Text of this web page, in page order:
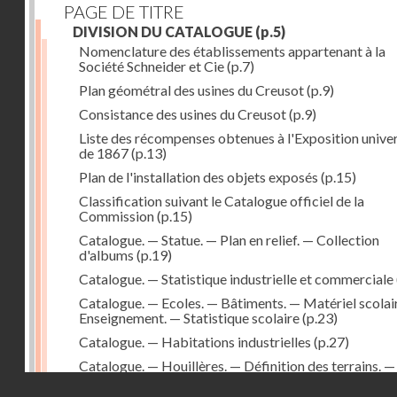
PAGE DE TITRE
DIVISION DU CATALOGUE (p.5)
Nomenclature des établissements appartenant à la
Société Schneider et Cie(p.7)
Plan géométral des usines du Creusot(p.9)
Consistance des usines du Creusot(p.9)
Liste des récompenses obtenues à l'Exposition
de 1867(p.13)
Plan de l'installation des objets exposés (p.15)
Classification suivant le Catalogue officiel de la
Commission(p.15)
Catalogue. — Statue. — Plan en relief. — Collection
d'albums (p.19)
Catalogue. — Statistique industrielle et commerciale
Catalogue. — Ecoles. — Bâtiments. — Matériel
Enseignement. — Statistique scolaire(p.23)
Catalogue. — Habitations industrielles (p.27)
Catalogue. — Houillères. — Définition des terrains. —